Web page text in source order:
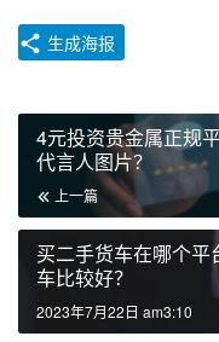
生成海报
4元投资贵金属正规
代言人图片？
上一篇
买二手货车在哪个
车比较好？
2023年7月22日 am3:10